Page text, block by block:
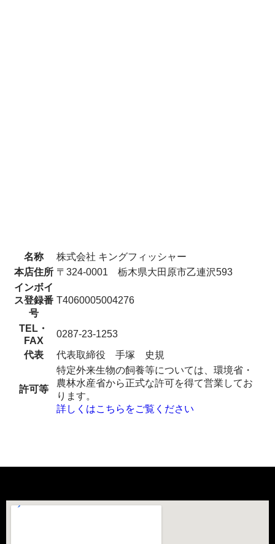
名称
株式会社 キングフィッシャー
本店住所 〒324-0001 栃木県大田原市乙連沢593
インボイ
ス登録番
号
T4060005004276
TEL・
FAX
0287-23-1253
代表
代表取締役 手塚 史規
許可等
特定外来生物の飼養等については、環境省・
農林水産省から正式な許可を得て営業してお
ります。
詳しくはこちらをご覧ください